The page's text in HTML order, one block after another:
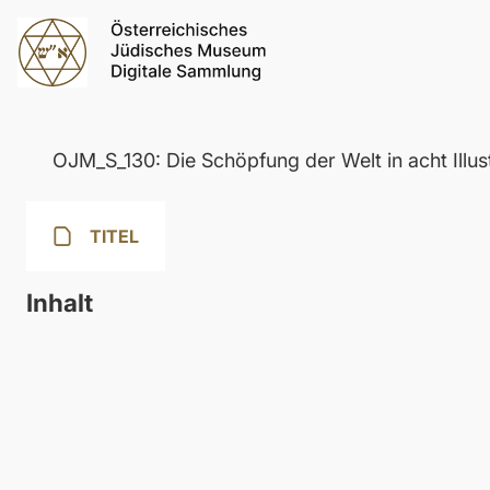
OJM_S_130: Die Schöpfung der Welt in acht
TITEL
Inhalt